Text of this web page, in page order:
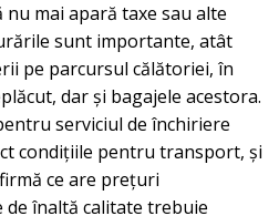
mai apară taxe sau alte
sunt importante, atât
pe parcursul călătoriei, în
dar și bagajele acestora.
serviciul de închiriere
condițiile pentru transport, și
ce are prețuri
înaltă calitate trebuie